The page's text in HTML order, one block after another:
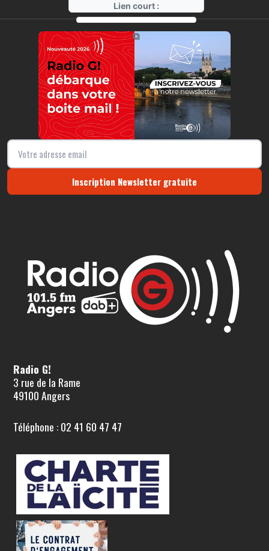
Lien court :
https://radio-g.fr?16344
⧉
Inscription Newsletter gratuite
Radio G!
3 rue de la Rame
49100 Angers
Téléphone : 02 41 60 47 47